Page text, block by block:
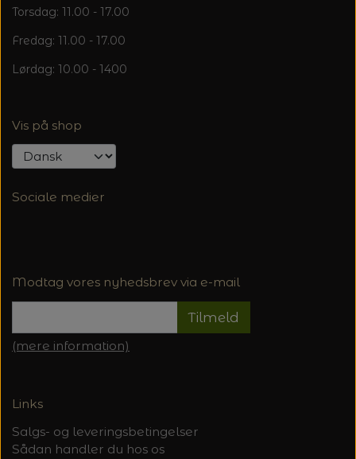
Torsdag: 11.00 - 17.00
Fredag: 11.00 - 17.00
Lørdag: 10.00 - 1400
Vis på shop
Sociale medier
Modtag vores nyhedsbrev via e-mail
Tilmeld
(mere information)
Links
Salgs- og leveringsbetingelser
Sådan handler du hos os